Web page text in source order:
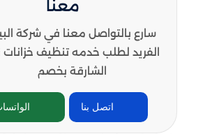
معنا
سارع بالتواصل معنا في شركة
الفريد لطلب خدمه تنظيف
الشارقة بخصم
اتصل بنا